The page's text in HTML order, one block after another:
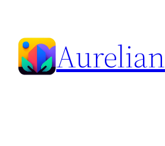
content
Aurelian